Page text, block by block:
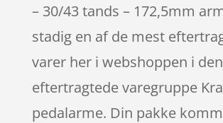
– 30/43 tands – 172,5mm
stadig en af de mest
varer her i webshoppen i den
eftertragtede varegruppe
pedalarme. Din pakke